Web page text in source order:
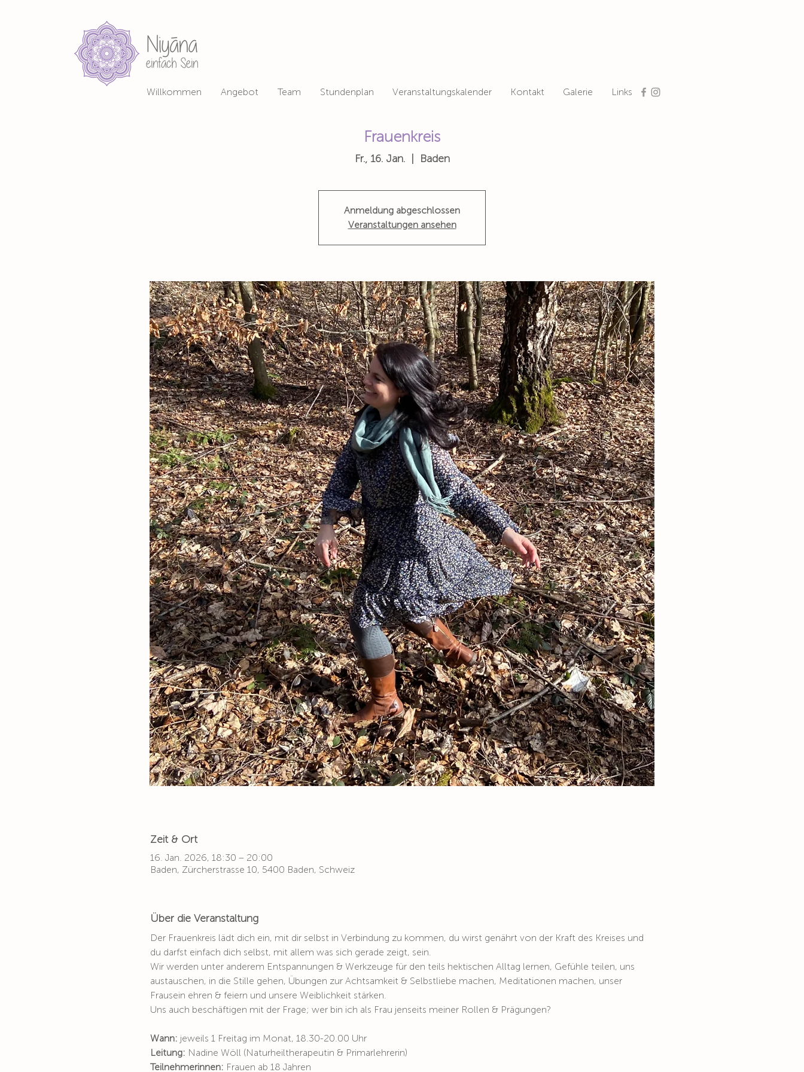
Willkommen Angebot Team Stundenplan Veranstaltungskalender Kontakt Galerie Links
Frauenkreis
Fr., 16. Jan.
  |
Baden
Anmeldung abgeschlossen
Veranstaltungen ansehen
Zeit & Ort
16. Jan. 2026, 18:30 – 20:00
Baden, Zürcherstrasse 10, 5400 Baden, Schweiz
Über die Veranstaltung
Der Frauenkreis lädt dich ein, mit dir selbst in Verbindung zu kommen, du wirst genährt von der Kraft des Kreises und
du darfst einfach dich selbst, mit allem was sich gerade zeigt, sein.
Wir werden unter anderem Entspannungen & Werkzeuge für den teils hektischen Alltag lernen, Gefühle teilen, uns
austauschen, in die Stille gehen, Übungen zur Achtsamkeit & Selbstliebe machen, Meditationen machen, unser
Frausein ehren & feiern und unsere Weiblichkeit stärken.
Uns auch beschäftigen mit der Frage; wer bin ich als Frau jenseits meiner Rollen & Prägungen?
Wann: jeweils 1 Freitag im Monat, 18.30-20.00 Uhr
Leitung: Nadine Wöll (Naturheiltherapeutin & Primarlehrerin)
Teilnehmerinnen: Frauen ab 18 Jahren